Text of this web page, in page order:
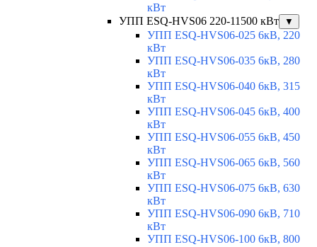
кВт
УПП ESQ-HVS06 220-11500 кВт
▼
УПП ESQ-HVS06-025 6кВ, 220
кВт
УПП ESQ-HVS06-035 6кВ, 280
кВт
УПП ESQ-HVS06-040 6кВ, 315
кВт
УПП ESQ-HVS06-045 6кВ, 400
кВт
УПП ESQ-HVS06-055 6кВ, 450
кВт
УПП ESQ-HVS06-065 6кВ, 560
кВт
УПП ESQ-HVS06-075 6кВ, 630
кВт
УПП ESQ-HVS06-090 6кВ, 710
кВт
УПП ESQ-HVS06-100 6кВ, 800